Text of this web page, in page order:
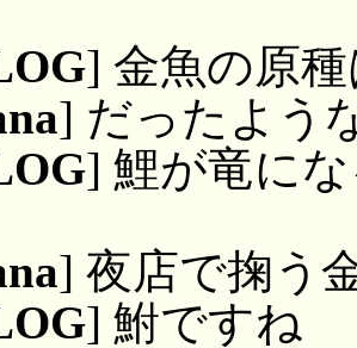
] 金魚の原
] だったよう
] 鯉が竜に
] 夜店で掬う
] 鮒ですね